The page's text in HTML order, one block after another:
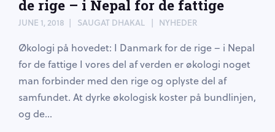
de rige – i Nepal for de fattige
JUNE 1, 2018 SAUGAT DHAKAL NYHEDER
Økologi på hovedet: I Danmark for de rige – i Nepal
for de fattige I vores del af verden er økologi noget
man forbinder med den rige og oplyste del af
samfundet. At dyrke økologisk koster på bundlinjen,
og de...